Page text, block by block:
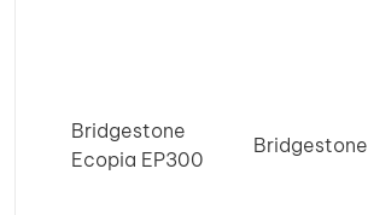
Bridgestone
Ecopia EP300
Bridgestone